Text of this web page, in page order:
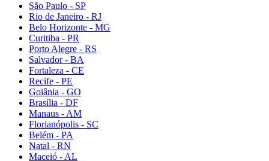
São Paulo - SP
Rio de Janeiro - RJ
Belo Horizonte - MG
Curitiba - PR
Porto Alegre - RS
Salvador - BA
Fortaleza - CE
Recife - PE
Goiânia - GO
Brasília - DF
Manaus - AM
Florianópolis - SC
Belém - PA
Natal - RN
Maceió - AL